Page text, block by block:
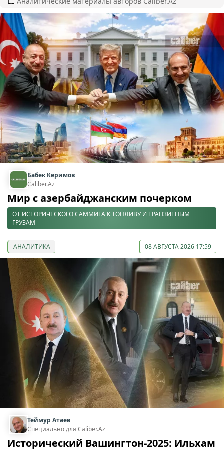
Бабек Керимов
Caliber.Az
Мир с азербайджанским почерком
ОТ ИСТОРИЧЕСКОГО САММИТА К ТОПЛИВУ И ТРАНЗИТНЫМ
ГРУЗАМ
АНАЛИТИКА 08 АВГУСТА 2026 17:59
Теймур Атаев
Специально для Caliber.Az
Исторический Вашингтон-2025: Ильхам